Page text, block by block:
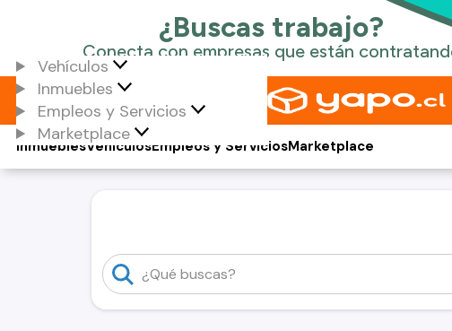
Vehículos
Inmuebles
Empleos y Servicios
Marketplace
Vehículos
Inmuebles Empleos y ServiciosMarketplace